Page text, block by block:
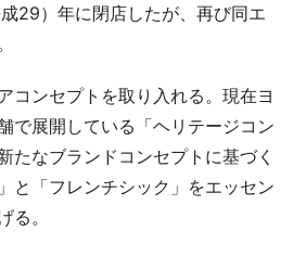
29）年に閉店したが、再び同エ
コンセプトを取り入れる。現在ヨ
で展開している「ヘリテージコン
たなブランドコンセプトに基づく
と「フレンチシック」をエッセン
る。